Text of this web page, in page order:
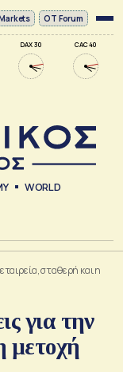
DAX 30 CAC 40
OT Forum
WORLD
σταθερή και η
για την
μετοχή